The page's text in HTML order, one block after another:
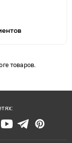
товаров.